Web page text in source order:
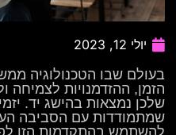
יולי 12, 2023
בעולם שבו הטכנולוגיה
הזמן, ההזדמנויות לצמיחה
שלכן נמצאות בהישג יד.
שמתמודדות עם הסביבה
להשתמש בהתקדמות הזו